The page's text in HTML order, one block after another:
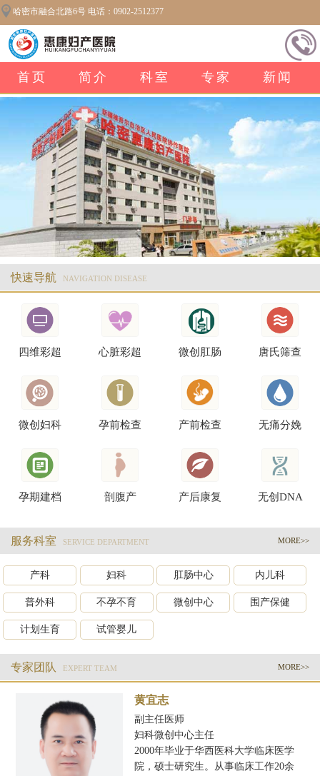
哈密市融合北路6号 电话：0902-2512377
首页 简介 科室 专家 新闻
快速导航 NAVIGATION DISEASE
四维彩超 心脏彩超 微创肛肠 唐氏筛查
微创妇科 孕前检查 产前检查 无痛分娩
孕期建档 剖腹产 产后康复 无创DNA
服务科室 SERVICE DEPARTMENT MORE>>
产科 妇科 肛肠中心 内儿科
普外科 不孕不育 微创中心 围产保健
计划生育 试管婴儿
专家团队 EXPERT TEAM MORE>>
黄宜志
副主任医师
妇科微创中心主任
2000年毕业于华西医科大学临床医学
院，硕士研究生。从事临床工作20余